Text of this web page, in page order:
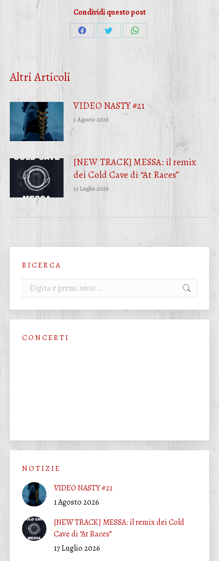
Condividi questo post
CondividiCondividiCondividi
su
Altri Articoli
VIDEO NASTY #21
1 Agosto 2026
[NEW TRACK] MESSA: il remix
dei Cold Cave di “At Races”
17 Luglio 2026
R I C E R C A
Cerca:
C O N C E R T I
N O T I Z I E
VIDEO NASTY #21
1 Agosto 2026
[NEW TRACK] MESSA: il remix dei Cold
Cave di “At Races”
17 Luglio 2026